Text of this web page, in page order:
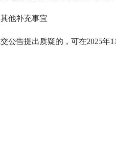
补充事宜
告提出质疑的，可在2025年11